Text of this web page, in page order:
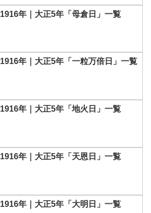
1916年｜大正5年「母倉日」一覧
1916年｜大正5年「一粒万倍日」一覧
1916年｜大正5年「地火日」一覧
1916年｜大正5年「天恩日」一覧
1916年｜大正5年「大明日」一覧